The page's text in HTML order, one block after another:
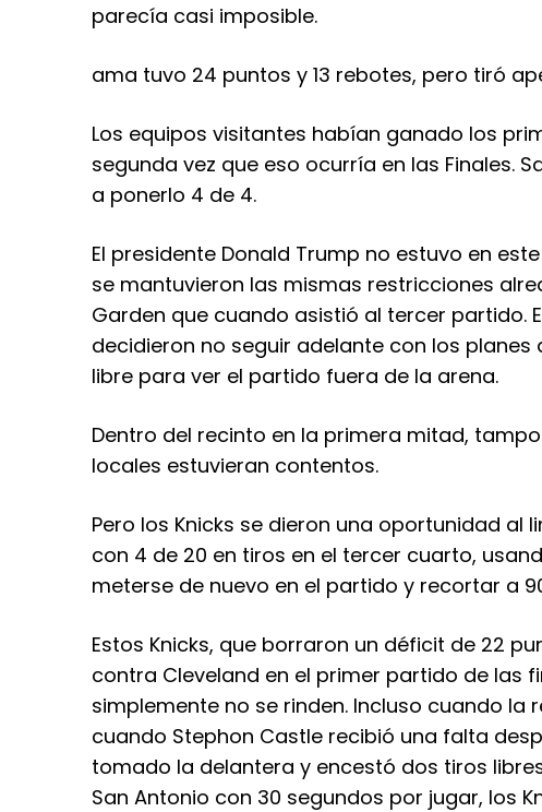
parecía casi imposible.
ama tuvo 24 puntos y 13 rebotes, pero tiró
Los equipos visitantes habían ganado los
segunda vez que eso ocurría en las Finales.
a ponerlo 4 de 4.
El presidente Donald Trump no estuvo en
se mantuvieron las mismas restricciones
Garden que cuando asistió al tercer partido.
decidieron no seguir adelante con los planes
libre para ver el partido fuera de la arena.
Dentro del recinto en la primera mitad,
locales estuvieran contentos.
Pero los Knicks se dieron una oportunidad al
con 4 de 20 en tiros en el tercer cuarto,
meterse de nuevo en el partido y recortar a
Estos Knicks, que borraron un déficit de 22
contra Cleveland en el primer partido de las
simplemente no se rinden. Incluso cuando la
cuando Stephon Castle recibió una falta
tomado la delantera y encestó dos tiros
San Antonio con 30 segundos por jugar, los